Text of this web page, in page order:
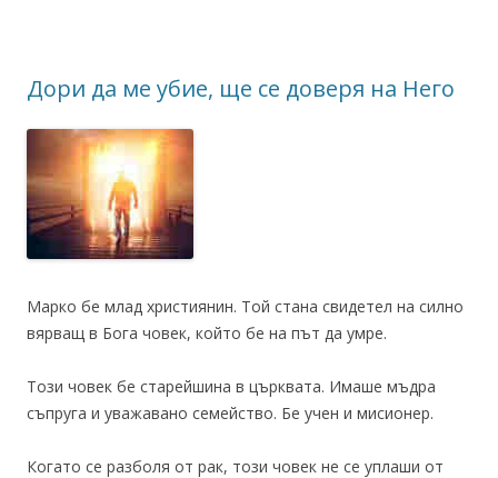
Дори да ме убие, ще се доверя на Него
Марко бе млад християнин. Той стана свидетел на силно
вярващ в Бога човек, който бе на път да умре.
Този човек бе старейшина в църквата. Имаше мъдра
съпруга и уважавано семейство. Бе учен и мисионер.
Когато се разболя от рак, този човек не се уплаши от